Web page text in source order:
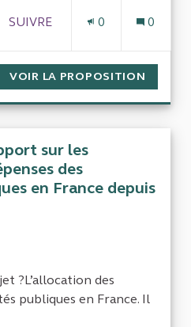
6 ABONNÉS
SUIVRE
0 0
VOIR LA PROPOSITION
sur les
des
en France depuis
?L’allocation des
publiques en France. Il